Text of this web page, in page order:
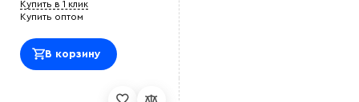
Купить в 1 клик
Купить оптом
В корзину